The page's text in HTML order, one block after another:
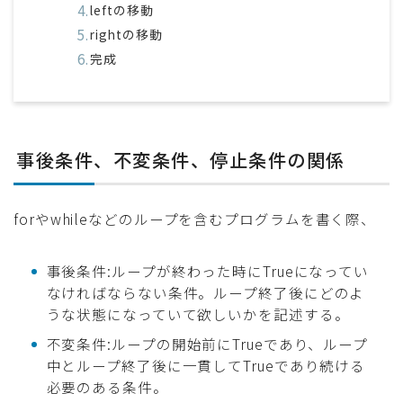
leftの移動
rightの移動
完成
事後条件、不変条件、停止条件の関係
forやwhileなどのループを含むプログラムを書く際、
事後条件:ループが終わった時にTrueになってい
なければならない条件。ループ終了後にどのよ
うな状態になっていて欲しいかを記述する。
不変条件:ループの開始前にTrueであり、ループ
中とループ終了後に一貫してTrueであり続ける
必要のある条件。